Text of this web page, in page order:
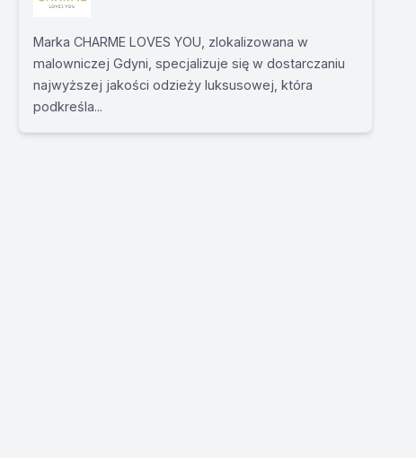
Marka CHARME LOVES YOU, zlokalizowana w
malowniczej Gdyni, specjalizuje się w dostarczaniu
najwyższej jakości odzieży luksusowej, która
podkreśla...